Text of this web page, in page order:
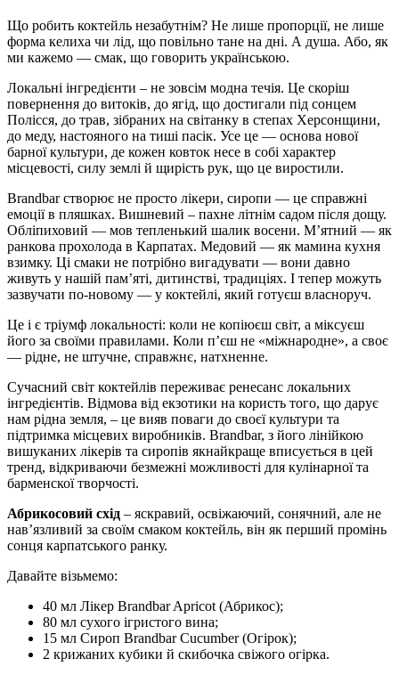
Що робить коктейль незабутнім? Не лише пропорції, не лише
форма келиха чи лід, що повільно тане на дні. А душа. Або, як
ми кажемо — смак, що говорить українською.
Локальні інгредієнти – не зовсім модна течія. Це скоріш
повернення до витоків, до ягід, що достигали під сонцем
Полісся, до трав, зібраних на світанку в степах Херсонщини,
до меду, настояного на тиші пасік. Усе це — основа нової
барної культури, де кожен ковток несе в собі характер
місцевості, силу землі й щирість рук, що це виростили.
Brandbar створює не просто лікери, сиропи — це справжні
емоції в пляшках. Вишневий – пахне літнім садом після дощу.
Обліпиховий — мов тепленький шалик восени. М’ятний — як
ранкова прохолода в Карпатах. Медовий — як мамина кухня
взимку. Ці смаки не потрібно вигадувати — вони давно
живуть у нашій пам’яті, дитинстві, традиціях. І тепер можуть
зазвучати по-новому — у коктейлі, який готуєш власноруч.
Це і є тріумф локальності: коли не копіюєш світ, а міксуєш
його за своїми правилами. Коли п’єш не «міжнародне», а своє
— рідне, не штучне, справжнє, натхненне.
Сучасний світ коктейлів переживає ренесанс локальних
інгредієнтів. Відмова від екзотики на користь того, що дарує
нам рідна земля, – це вияв поваги до своєї культури та
підтримка місцевих виробників. Brandbar, з його лінійкою
вишуканих лікерів та сиропів якнайкраще вписується в цей
тренд, відкриваючи безмежні можливості для кулінарної та
барменскої творчості.
Абрикосовий схід – яскравий, освіжаючий, сонячний, але не
нав’язливий за своїм смаком коктейль, він як перший промінь
сонця карпатського ранку.
Давайте візьмемо:
40 мл Лікер Brandbar Apricot (Абрикос);
80 мл сухого ігристого вина;
15 мл Сироп Brandbar Cucumber (Огірок);
2 крижаних кубики й скибочка свіжого огірка.